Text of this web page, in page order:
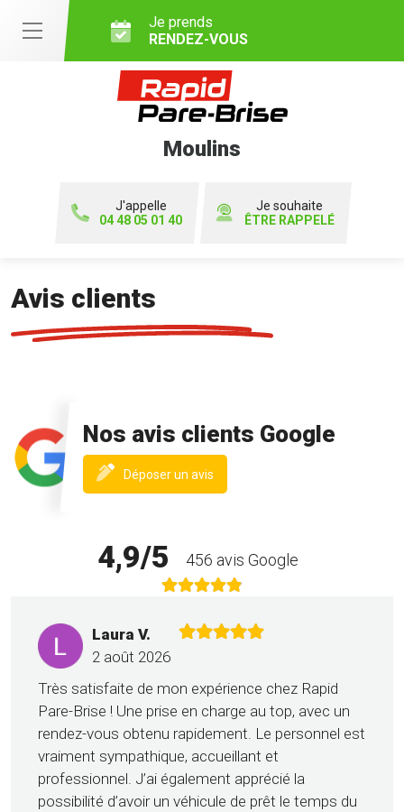
Je prends
RENDEZ-VOUS
Moulins
J'appelle
04 48 05 01 40
Je souhaite
ÊTRE RAPPELÉ
Avis clients
Nos avis clients Google
Déposer un avis
fenêtre)
4,9/5 456 avis Google
Laura V.
2 août 2026
Très satisfaite de mon expérience chez Rapid
Pare-Brise ! Une prise en charge au top, avec un
rendez-vous obtenu rapidement. Le personnel est
vraiment sympathique, accueillant et
professionnel. J’ai également apprécié la
possibilité d’avoir un véhicule de prêt le temps du